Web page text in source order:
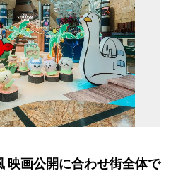
映画公開に合わせ街全体で